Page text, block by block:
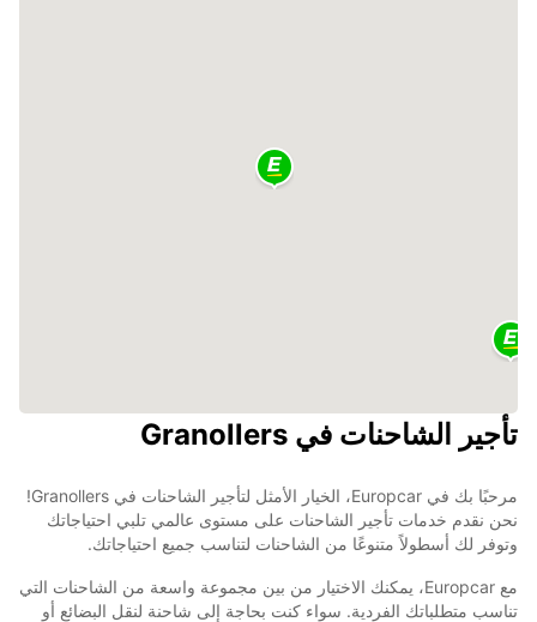
تأجير الشاحنات في Granollers
مرحبًا بك في Europcar، الخيار الأمثل لتأجير الشاحنات في Granollers!
نحن نقدم خدمات تأجير الشاحنات على مستوى عالمي تلبي احتياجاتك
وتوفر لك أسطولاً متنوعًا من الشاحنات لتناسب جميع احتياجاتك.
مع Europcar، يمكنك الاختيار من بين مجموعة واسعة من الشاحنات التي
تناسب متطلباتك الفردية. سواء كنت بحاجة إلى شاحنة لنقل البضائع أو